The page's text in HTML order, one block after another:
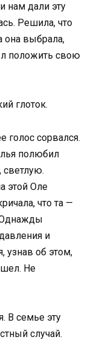
нам дали эту
Решила, что
она выбрала,
положить свою
глоток.
сорвался.
полюбил
этой Оле
что та —
Однажды
и
узнав об этом,
Не
В семье эту
случай.